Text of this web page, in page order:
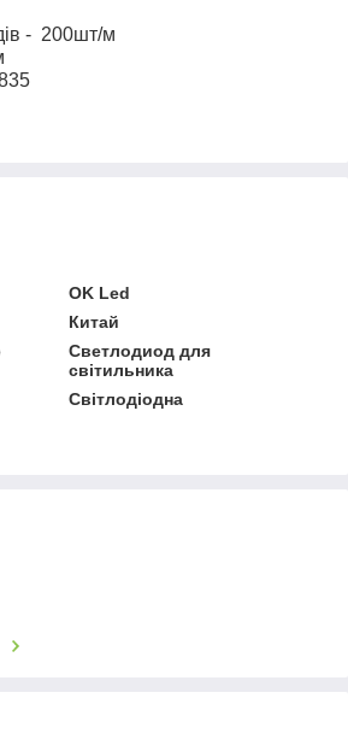
- 200шт/м
OK Led
Китай
Светлодиод для
світильника
Світлодіодна